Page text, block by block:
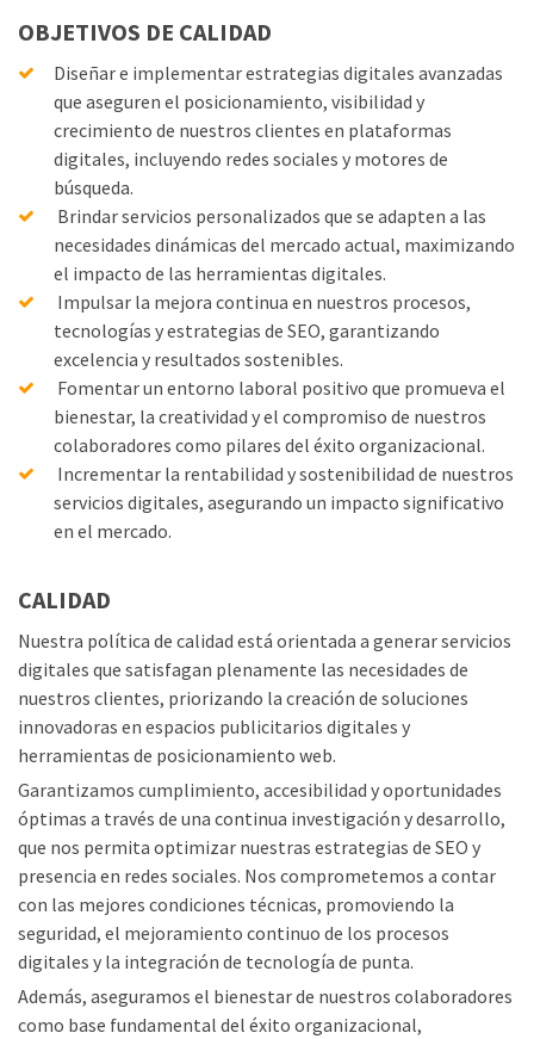
OBJETIVOS DE CALIDAD
Diseñar e implementar estrategias digitales avanzadas
que aseguren el posicionamiento, visibilidad y
crecimiento de nuestros clientes en plataformas
digitales, incluyendo redes sociales y motores de
búsqueda.
Brindar servicios personalizados que se adapten a las
necesidades dinámicas del mercado actual, maximizando
el impacto de las herramientas digitales.
Impulsar la mejora continua en nuestros procesos,
tecnologías y estrategias de SEO, garantizando
excelencia y resultados sostenibles.
Fomentar un entorno laboral positivo que promueva el
bienestar, la creatividad y el compromiso de nuestros
colaboradores como pilares del éxito organizacional.
Incrementar la rentabilidad y sostenibilidad de nuestros
servicios digitales, asegurando un impacto significativo
en el mercado.
CALIDAD
Nuestra política de calidad está orientada a generar servicios
digitales que satisfagan plenamente las necesidades de
nuestros clientes, priorizando la creación de soluciones
innovadoras en espacios publicitarios digitales y
herramientas de posicionamiento web.
Garantizamos cumplimiento, accesibilidad y oportunidades
óptimas a través de una continua investigación y desarrollo,
que nos permita optimizar nuestras estrategias de SEO y
presencia en redes sociales. Nos comprometemos a contar
con las mejores condiciones técnicas, promoviendo la
seguridad, el mejoramiento continuo de los procesos
digitales y la integración de tecnología de punta.
Además, aseguramos el bienestar de nuestros colaboradores
como base fundamental del éxito organizacional,